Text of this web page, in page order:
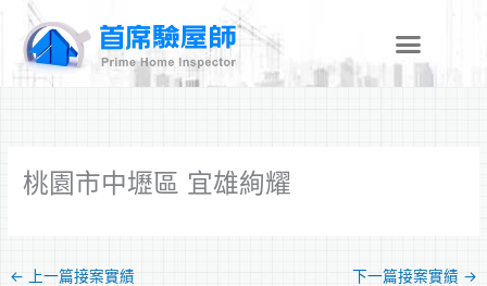
桃園市中壢區 宜雄絢耀
← 上一篇接案實績 下一篇接案實績 →